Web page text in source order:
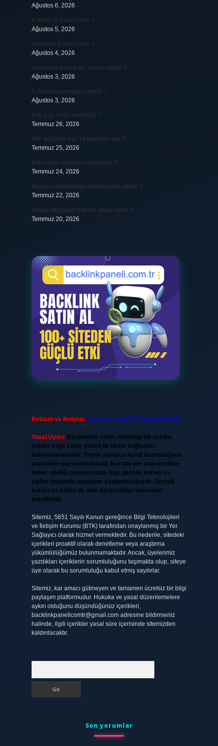
Ağustos 6, 2026
Kubbet-ül-İslam nedir ?
Ağustos 5, 2026
Avarların görevi nedir ?
Ağustos 4, 2026
Adana’da kuyruk ne zaman doğar ?
Ağustos 3, 2026
5. Kolordu komutanı kimdir ?
Ağustos 3, 2026
Koç başı neyin sembolü ?
Temmuz 26, 2026
Sıfır araçların kaç yıl garantisi var ?
Temmuz 25, 2026
Karıncalar yuvasını nasıl bulur ?
Temmuz 24, 2026
Hesap makinesinde iskonto nasıl yapılır ?
Temmuz 22, 2026
Ahlaki oluşturan 4 temel unsur nedir ?
Temmuz 20, 2026
Reklam ve İletişim: Skype: live:.cid.575569c608265c69
Yasal Uyarı: Bu internet sitesi, herhangi bir marka,
kurum veya şahıs şirketi ile hiçbir bağlantısı
bulunmamaktadır. Sitede yalnızca kendi hazırladığımız
makaleler paylaşılmaktadır. Burada yer alan içerikler
haber niteliği taşımamakta olup, gerçek kurum ve
kişiler hakkında paylaşım yapılmamaktadır. Gerçek
kurum ve kişiler ile isim benzerlikleri tamamen
tesadüfidir.
Sitemiz, 5651 Sayılı Kanun gereğince Bilgi Teknolojileri
ve İletişim Kurumu (BTK) tarafından onaylanmış bir Yer
Sağlayıcı olarak hizmet vermektedir. Bu nedenle, sitedeki
içerikleri proaktif olarak denetleme veya araştırma
yükümlülüğümüz bulunmamaktadır. Ancak, üyelerimiz
yazdıkları içeriklerin sorumluluğunu taşımakta olup, siteye
üye olarak bu sorumluluğu kabul etmiş sayılırlar.
Sitemiz, kar amacı gütmeyen ve tamamen ücretsiz bir bilgi
paylaşım platformudur. Hukuka ve yasal düzenlemelere
aykırı olduğunu düşündüğünüz içerikleri,
backlinkpanelicomtr@gmail.comadresine bildirmeniz
halinde, ilgili içerikler yasal süre içerisinde sitemizden
kaldırılacaktır.
Son yorumlar